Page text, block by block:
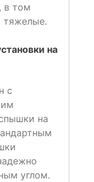
в том
тяжелые.
на
с
на
углом.